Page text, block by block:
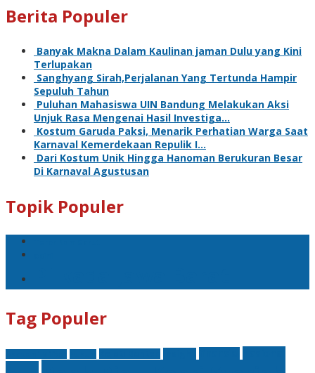
Berita Populer
Banyak Makna Dalam Kaulinan jaman Dulu yang Kini
Terlupakan
Sanghyang Sirah,Perjalanan Yang Tertunda Hampir
Sepuluh Tahun
Puluhan Mahasiswa UIN Bandung Melakukan Aksi
Unjuk Rasa Mengenai Hasil Investiga…
Kostum Garuda Paksi, Menarik Perhatian Warga Saat
Karnaval Kemerdekaan Repulik I…
Dari Kostum Unik Hingga Hanoman Berukuran Besar
Di Karnaval Agustusan
Topik Populer
Tag Populer